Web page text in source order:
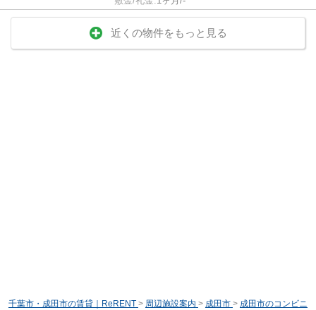
近くの物件をもっと見る
千葉市・成田市の賃貸｜ReRENT > 周辺施設案内 > 成田市 > 成田市のコンビニ